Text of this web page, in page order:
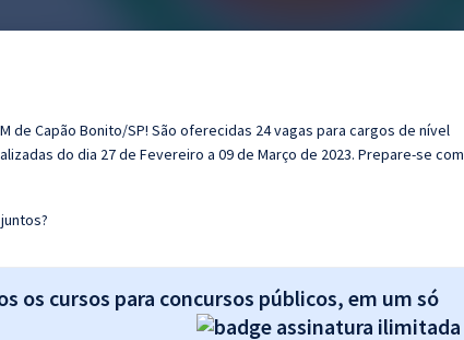
de Capão Bonito/SP! São oferecidas 24 vagas para cargos de nível
do dia 27 de Fevereiro a 09 de Março de 2023. Prepare-se com
os cursos para concursos públicos, em um só